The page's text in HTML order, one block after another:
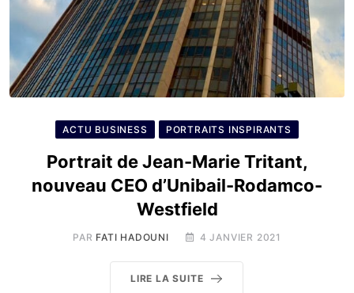
ACTU BUSINESS PORTRAITS INSPIRANTS
Portrait de Jean-Marie Tritant,
nouveau CEO d’Unibail-Rodamco-
Westfield
PAR FATI HADOUNI 4 JANVIER 2021
LIRE LA SUITE